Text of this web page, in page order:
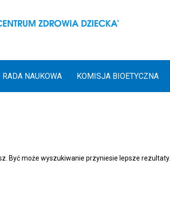
RADA NAUKOWA KOMISJA BIOETYCZNA
Być może wyszukiwanie przyniesie lepsze rezultaty.